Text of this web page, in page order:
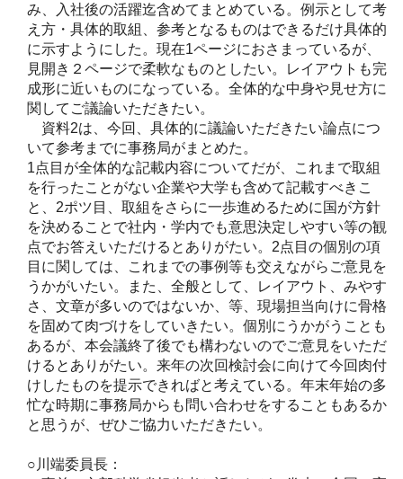
み、入社後の活躍迄含めてまとめている。例示として考
え方・具体的取組、参考となるものはできるだけ具体的
に示すようにした。現在1ページにおさまっているが、
見開き２ページで柔軟なものとしたい。レイアウトも完
成形に近いものになっている。全体的な中身や見せ方に
関してご議論いただきたい。
資料2は、今回、具体的に議論いただきたい論点につ
いて参考までに事務局がまとめた。
1点目が全体的な記載内容についてだが、これまで取組
を行ったことがない企業や大学も含めて記載すべきこ
と、2ポツ目、取組をさらに一歩進めるために国が方針
を決めることで社内・学内でも意思決定しやすい等の観
点でお答えいただけるとありがたい。2点目の個別の項
目に関しては、これまでの事例等も交えながらご意見を
うかがいたい。また、全般として、レイアウト、みやす
さ、文章が多いのではないか、等、現場担当向けに骨格
を固めて肉づけをしていきたい。個別にうかがうことも
あるが、本会議終了後でも構わないのでご意見をいただ
けるとありがたい。来年の次回検討会に向けて今回肉付
けしたものを提示できればと考えている。年末年始の多
忙な時期に事務局からも問い合わせをすることもあるか
と思うが、ぜひご協力いただきたい。
○川端委員長：